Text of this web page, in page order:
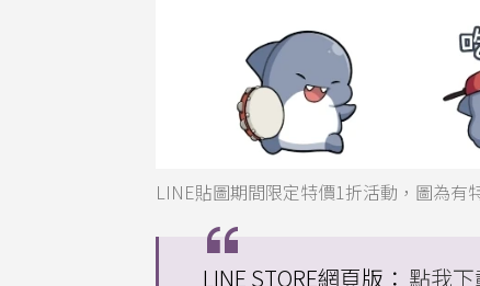
LINE貼圖期間限定特價1折活動，圖為有
LINE STORE網頁版： 點我下